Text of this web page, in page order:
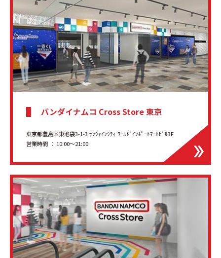
バンダイナムコ Cross Store 東京
東京都豊島区東池袋3-1-3 ｻﾝｼｬｲﾝｼﾃｨ ﾜｰﾙﾄﾞｲﾝﾎﾟｰﾄﾏｰﾄﾋﾞﾙ3F
営業時間 ： 10:00〜21:00